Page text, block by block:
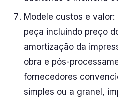
Modele custos e
peça incluindo preço
amortização da
obra e pós-
fornecedores
simples ou a granel,